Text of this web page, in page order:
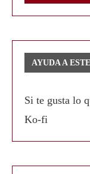
AYUDA A
Si te gusta lo
Ko-fi